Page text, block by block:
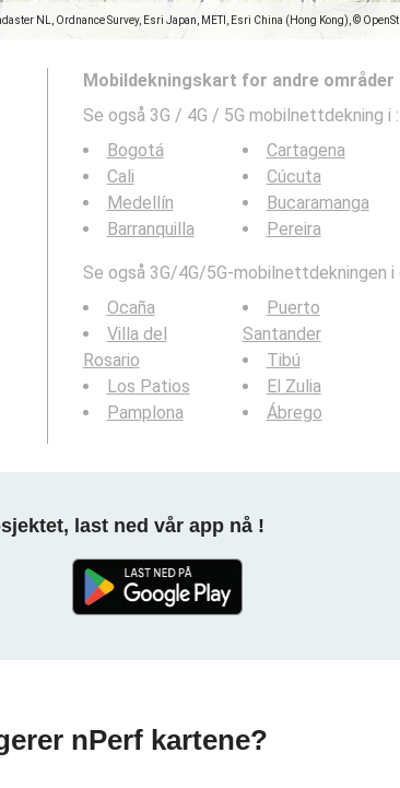
NL, Ordnance Survey, Esri Japan, METI, Esri China (Hong Kong), ©
Mobildekningskart for andre områder
Se også 3G / 4G / 5G mobilnettdekning i :
Bogotá
Cali
Medellín
Barranquilla
Cartagena
Cúcuta
Bucaramanga
Pereira
Se også 3G/4G/5G-mobilnettdekningen
Ocaña
Villa del
Rosario
Los Patios
Pamplona
Puerto
Santander
Tibú
El Zulia
Ábrego
last ned vår app nå !
nPerf kartene?